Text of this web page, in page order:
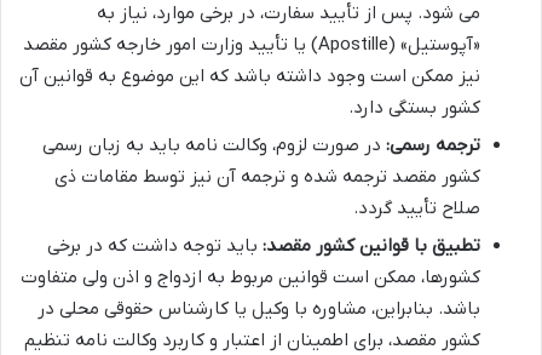
می شود. پس از تأیید سفارت، در برخی موارد، نیاز به
«آپوستیل» (Apostille) یا تأیید وزارت امور خارجه کشور مقصد
نیز ممکن است وجود داشته باشد که این موضوع به قوانین آن
کشور بستگی دارد.
ترجمه رسمی: در صورت لزوم، وکالت نامه باید به زبان رسمی
کشور مقصد ترجمه شده و ترجمه آن نیز توسط مقامات ذی
صلاح تأیید گردد.
تطبیق با قوانین کشور مقصد: باید توجه داشت که در برخی
کشورها، ممکن است قوانین مربوط به ازدواج و اذن ولی متفاوت
باشد. بنابراین، مشاوره با وکیل یا کارشناس حقوقی محلی در
کشور مقصد، برای اطمینان از اعتبار و کاربرد وکالت نامه تنظیم